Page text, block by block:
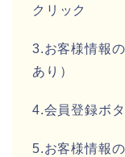
クリック
3.お客様情報
あり）
4.会員登録ボ
5.お客様情報